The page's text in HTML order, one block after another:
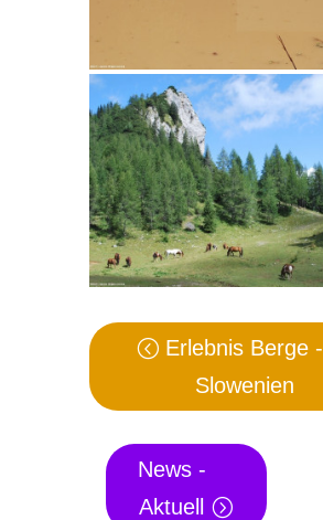
Erlebnis Berge -
Slowenien
News -
Aktuell